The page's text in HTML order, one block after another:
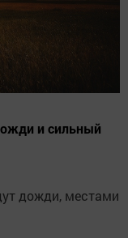
и сильный
дожди, местами